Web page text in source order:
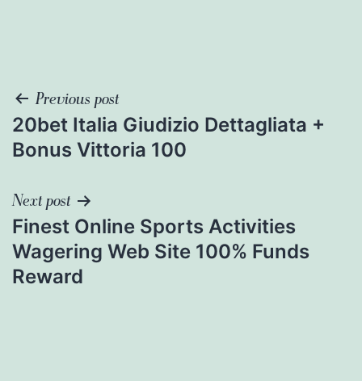
Previous post
20bet Italia Giudizio Dettagliata +
Bonus Vittoria 100
Next post
Finest Online Sports Activities
Wagering Web Site 100% Funds
Reward